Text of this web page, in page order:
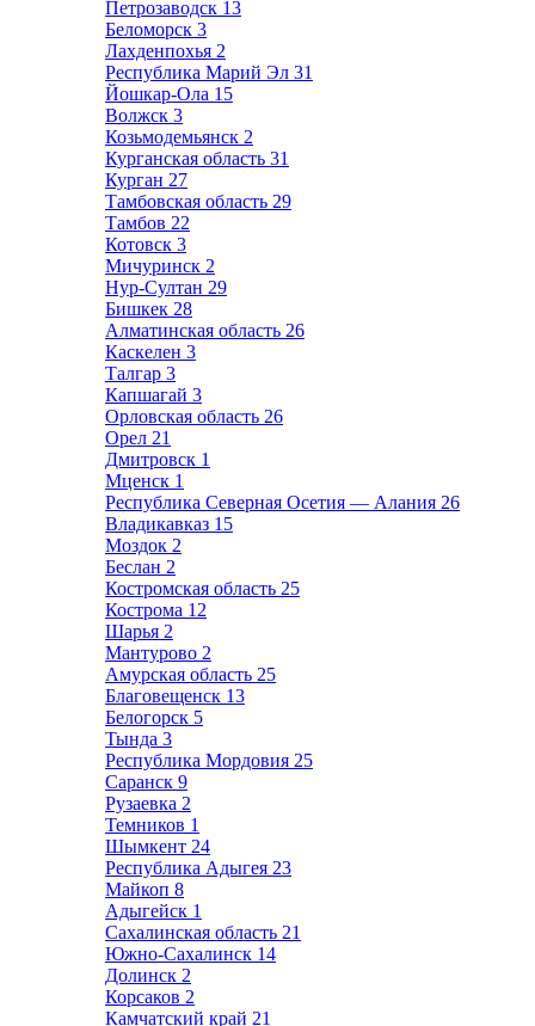
Петрозаводск 13
Беломорск 3
Лахденпохья 2
Республика Марий Эл 31
Йошкар-Ола 15
Волжск 3
Козьмодемьянск 2
Курганская область 31
Курган 27
Тамбовская область 29
Тамбов 22
Котовск 3
Мичуринск 2
Нур-Султан 29
Бишкек 28
Алматинская область 26
Каскелен 3
Талгар 3
Капшагай 3
Орловская область 26
Орел 21
Дмитровск 1
Мценск 1
Республика Северная Осетия — Алания 26
Владикавказ 15
Моздок 2
Беслан 2
Костромская область 25
Кострома 12
Шарья 2
Мантурово 2
Амурская область 25
Благовещенск 13
Белогорск 5
Тында 3
Республика Мордовия 25
Саранск 9
Рузаевка 2
Темников 1
Шымкент 24
Республика Адыгея 23
Майкоп 8
Адыгейск 1
Сахалинская область 21
Южно-Сахалинск 14
Долинск 2
Корсаков 2
Камчатский край 21